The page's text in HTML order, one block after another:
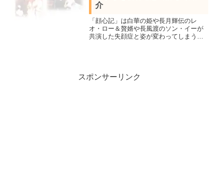
介
「顔心記」は白華の姫や長月輝伝のレ
オ・ロー＆贅婿や長風渡のソン・イーが
共演した失顔症と姿が変わってしまう奇
スポンサーリンク